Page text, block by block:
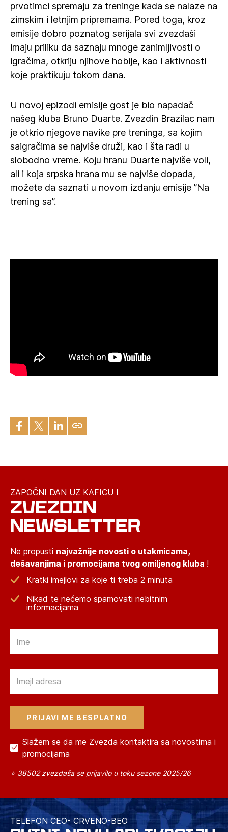
prvotimci spremaju za treninge kada se nalaze na
zimskim i letnjim pripremama. Pored toga, kroz
emisije dobro poznatog serijala svi zvezdaši
imaju priliku da saznaju mnoge zanimljivosti o
igračima, otkriju njihove hobije, kao i aktivnosti
koje praktikuju tokom dana.
U novoj epizodi emisije gost je bio napadač
našeg kluba Bruno Duarte. Zvezdin Brazilac nam
je otkrio njegove navike pre treninga, sa kojim
saigračima se najviše druži, kao i šta radi u
slobodno vreme. Koju hranu Duarte najviše voli,
ali i koja srpska hrana mu se najviše dopada,
možete da saznati u novom izdanju emisije ”Na
trening sa”.
ZAPOČNI DAN UZ KAFICU I
ZVEZDIN
NEWSLETTER
Ne propusti najvažnije novosti o utakmicama,
dešavanjima i promocijama tvog omiljenog kluba !
Kratki imejlovi za koje ti treba 2 minuta
Nikad te nećemo spamovati nebitnim
informacijama
Slažem se da me Zvezda kontaktira sa novostima i
promocijama
⭐ 38502 zvezdaša se prijavilo u toku sezone 2025/26
TELEFON CEO- CRVENO-BEO